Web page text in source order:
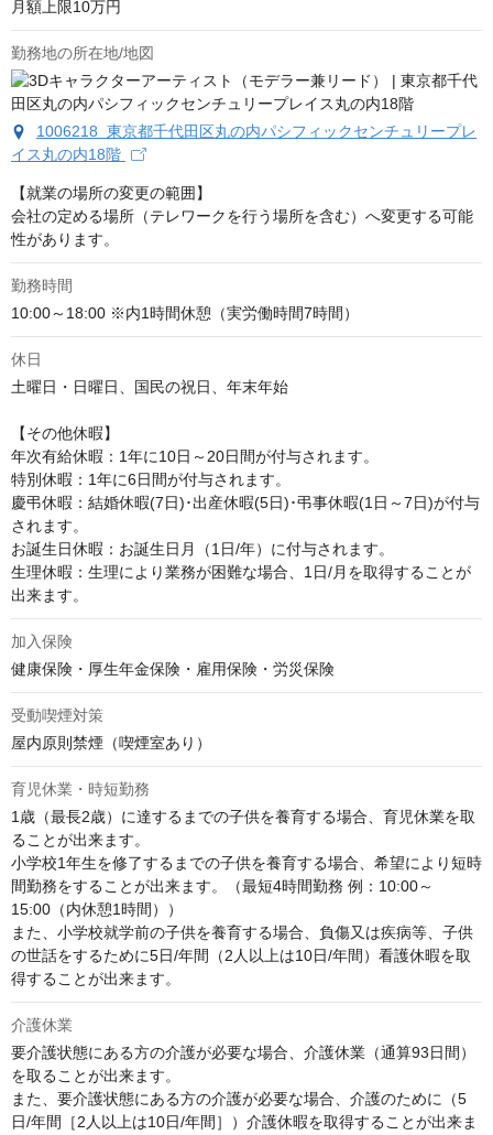
月額上限10万円
勤務地の所在地/地図
1006218 東京都千代田区丸の内パシフィックセンチュリープレ
イス丸の内18階
【就業の場所の変更の範囲】
会社の定める場所（テレワークを行う場所を含む）へ変更する可能
性があります。
勤務時間
10:00～18:00 ※内1時間休憩（実労働時間7時間）
休日
土曜日・日曜日、国民の祝日、年末年始
【その他休暇】
年次有給休暇：1年に10日～20日間が付与されます。
特別休暇：1年に6日間が付与されます。
慶弔休暇：結婚休暇(7日)･出産休暇(5日)･弔事休暇(1日～7日)が付与
されます。
お誕生日休暇：お誕生日月（1日/年）に付与されます。
生理休暇：生理により業務が困難な場合、1日/月を取得することが
出来ます。
加入保険
健康保険・厚生年金保険・雇用保険・労災保険
受動喫煙対策
屋内原則禁煙（喫煙室あり）
育児休業・時短勤務
1歳（最長2歳）に達するまでの子供を養育する場合、育児休業を取
ることが出来ます。
小学校1年生を修了するまでの子供を養育する場合、希望により短時
間勤務をすることが出来ます。（最短4時間勤務 例：10:00～
15:00（内休憩1時間））
また、小学校就学前の子供を養育する場合、負傷又は疾病等、子供
の世話をするために5日/年間（2人以上は10日/年間）看護休暇を取
得することが出来ます。
介護休業
要介護状態にある方の介護が必要な場合、介護休業（通算93日間）
を取ることが出来ます。
また、要介護状態にある方の介護が必要な場合、介護のために（5
日/年間［2人以上は10日/年間］）介護休暇を取得することが出来ま